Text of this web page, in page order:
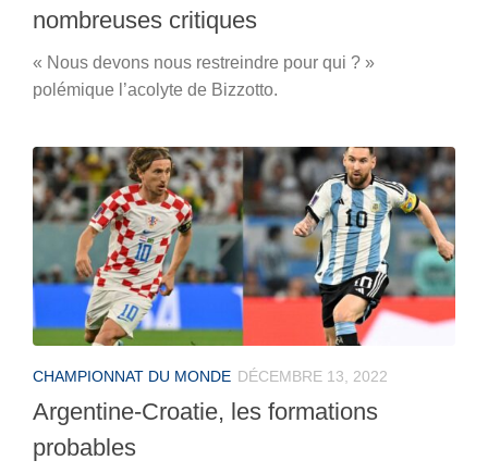
nombreuses critiques
« Nous devons nous restreindre pour qui ? »
polémique l’acolyte de Bizzotto.
CHAMPIONNAT DU MONDE DÉCEMBRE 13, 2022
Argentine-Croatie, les formations
probables